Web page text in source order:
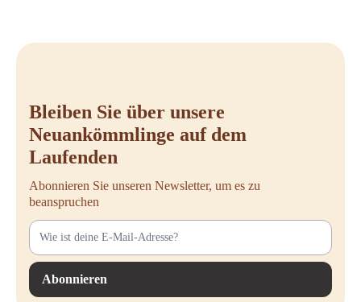
Bleiben Sie über unsere
Neuankömmlinge auf dem
Laufenden
Abonnieren Sie unseren Newsletter, um es zu
beanspruchen
Abonnieren